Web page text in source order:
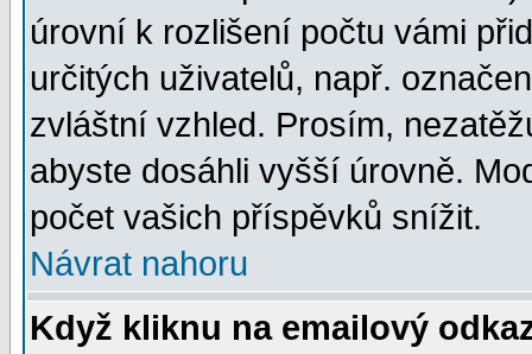
úrovní k rozlišení počtu vámi
určitých uživatelů, např.
zvláštní vzhled. Prosím,
abyste dosáhli vyšší úrovně.
počet vašich příspěvků snížit.
Návrat nahoru
Když kliknu na emailový